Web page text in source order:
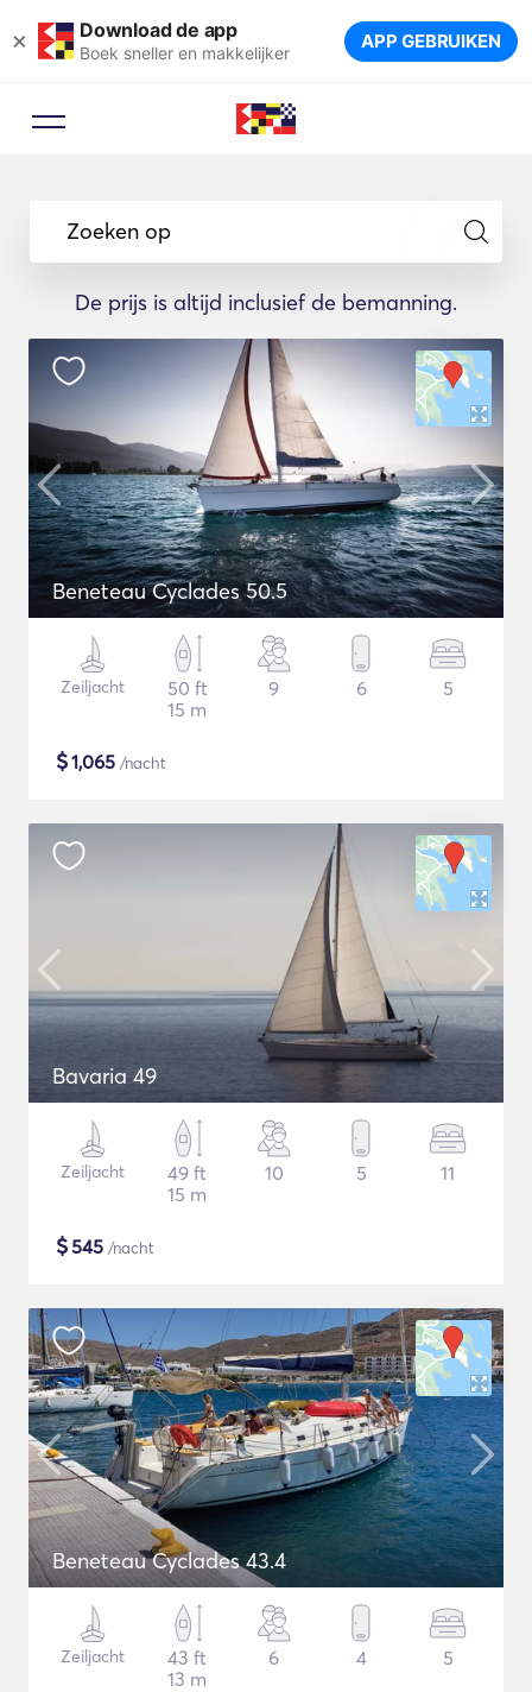
× Download de app
Boek sneller en makkelijker APP GEBRUIKEN
Zoeken op
De prijs is altijd inclusief de bemanning.
Beneteau Cyclades 50.5
Zeiljacht
50 ft
15 m
9 6 5
$1,065 /nacht
Bavaria 49
Zeiljacht
49 ft
15 m
10 5 11
$545 /nacht
Beneteau Cyclades 43.4
Zeiljacht
43 ft
13 m
6 4 5